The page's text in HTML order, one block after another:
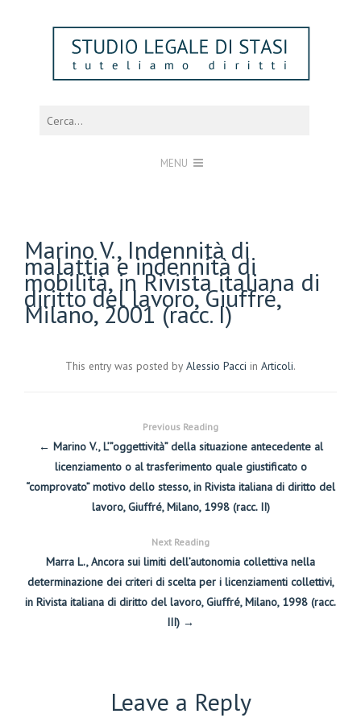
MENU
Marino V., Indennità di
malattia e indennità di
mobilità, in Rivista italiana di
diritto del lavoro, Giuffré,
Milano, 2001 (racc. I)
This entry was posted by Alessio Pacci in Articoli.
Previous Reading
← Marino V., L’”oggettività” della situazione antecedente al
licenziamento o al trasferimento quale giustificato o
“comprovato” motivo dello stesso, in Rivista italiana di diritto del
lavoro, Giuffré, Milano, 1998 (racc. II)
Next Reading
Marra L., Ancora sui limiti dell’autonomia collettiva nella
determinazione dei criteri di scelta per i licenziamenti collettivi,
in Rivista italiana di diritto del lavoro, Giuffré, Milano, 1998 (racc.
III) →
Leave a Reply